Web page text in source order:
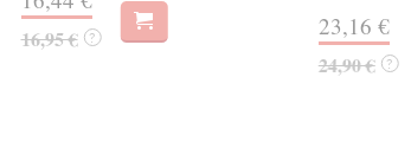
16,95 € ? 23,16 €
24,90 € ?